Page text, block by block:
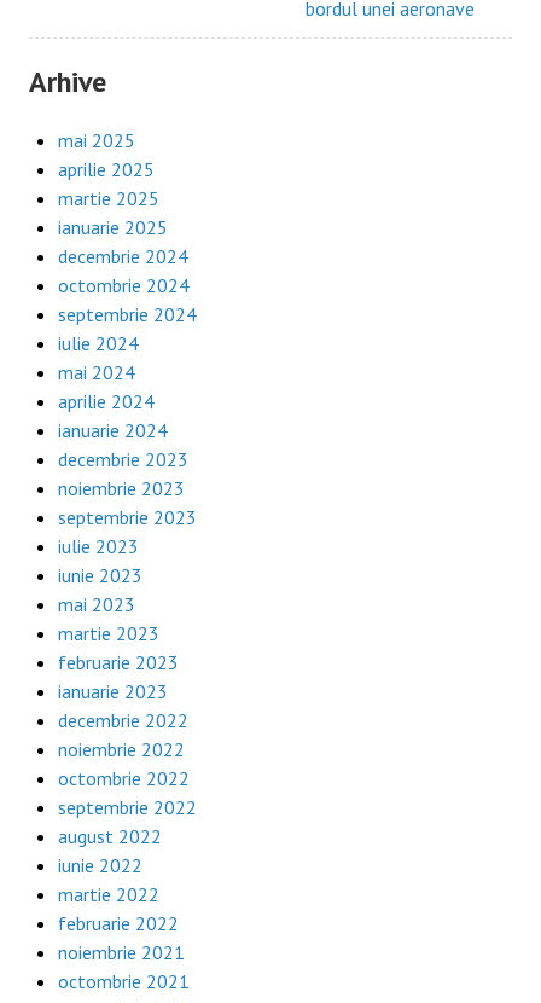
bordul unei aeronave
Arhive
mai 2025
aprilie 2025
martie 2025
ianuarie 2025
decembrie 2024
octombrie 2024
septembrie 2024
iulie 2024
mai 2024
aprilie 2024
ianuarie 2024
decembrie 2023
noiembrie 2023
septembrie 2023
iulie 2023
iunie 2023
mai 2023
martie 2023
februarie 2023
ianuarie 2023
decembrie 2022
noiembrie 2022
octombrie 2022
septembrie 2022
august 2022
iunie 2022
martie 2022
februarie 2022
noiembrie 2021
octombrie 2021